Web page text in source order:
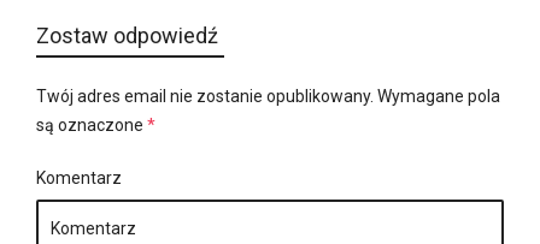
Zostaw odpowiedź
Twój adres email nie zostanie opublikowany. Wymagane pola
są oznaczone *
Komentarz